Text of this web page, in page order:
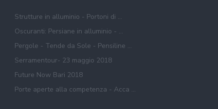
Strutture in alluminio - Portoni di ...
Oscuranti: Persiane in alluminio - ...
Pergole - Tende da Sole - Pensiline ...
Serramentour- 23 maggio 2018
Future Now Bari 2018
Porte aperte alla competenza - Acca ...